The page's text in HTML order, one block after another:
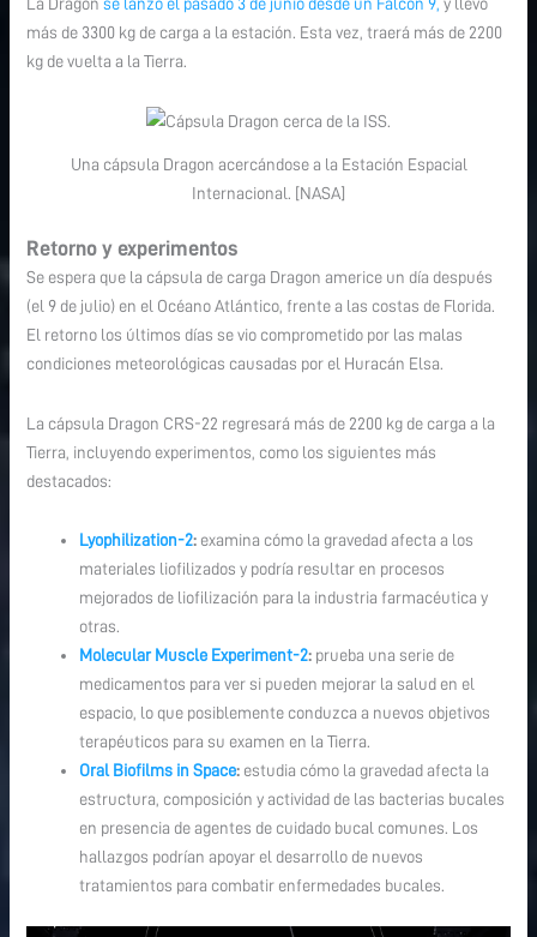
más de 3300 kg de carga a la estación. Esta vez, traerá más de 2200
kg de vuelta a la Tierra.
Una cápsula Dragon acercándose a la Estación Espacial
Internacional. [NASA]
Retorno y experimentos
Se espera que la cápsula de carga Dragon americe un día después
(el 9 de julio) en el Océano Atlántico, frente a las costas de Florida.
El retorno los últimos días se vio comprometido por las malas
condiciones meteorológicas causadas por el Huracán Elsa.
La cápsula Dragon CRS-22 regresará más de 2200 kg de carga a la
Tierra, incluyendo experimentos, como los siguientes más
destacados:
Lyophilization-2: examina cómo la gravedad afecta a los
materiales liofilizados y podría resultar en procesos
mejorados de liofilización para la industria farmacéutica y
otras.
Molecular Muscle Experiment-2: prueba una serie de
medicamentos para ver si pueden mejorar la salud en el
espacio, lo que posiblemente conduzca a nuevos objetivos
terapéuticos para su examen en la Tierra.
Oral Biofilms in Space: estudia cómo la gravedad afecta la
estructura, composición y actividad de las bacterias bucales
en presencia de agentes de cuidado bucal comunes. Los
hallazgos podrían apoyar el desarrollo de nuevos
tratamientos para combatir enfermedades bucales.
ISS